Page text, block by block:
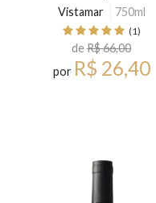
Vistamar
750ml
(1)
deR$ 66,00
por R$ 26,40